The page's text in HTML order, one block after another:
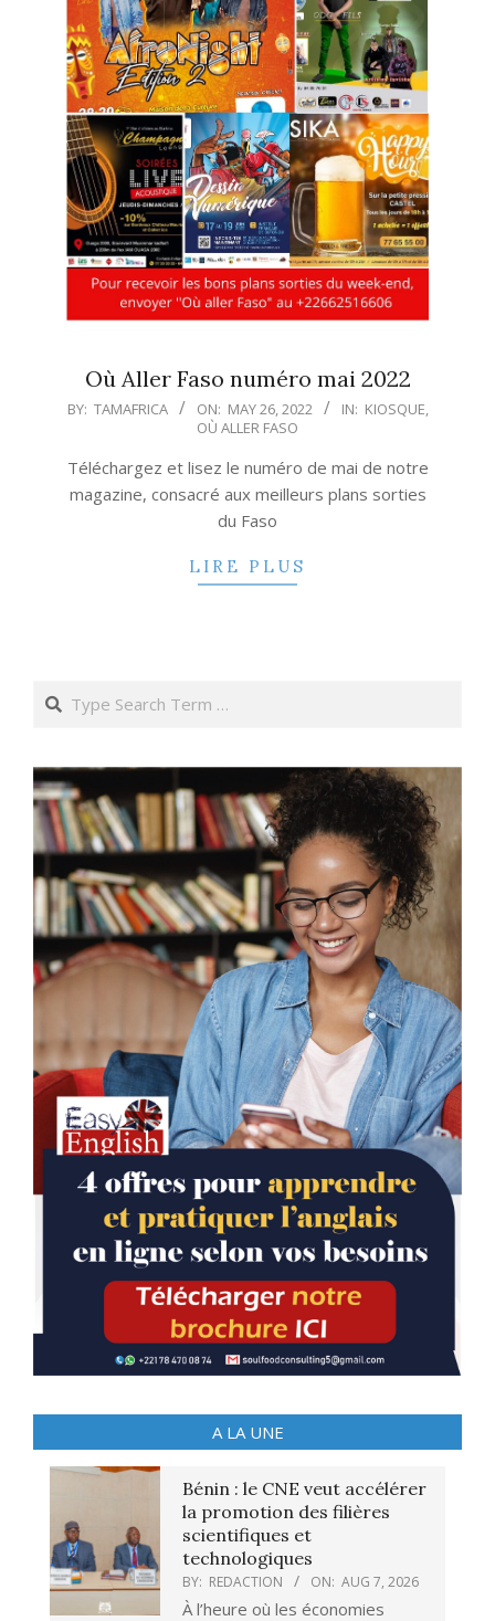
Où Aller Faso numéro mai 2022
2022-
26
BY: TAMAFRICA ON: MAY 26, 2022 IN: KIOSQUE,
OÙ ALLER FASO
Téléchargez et lisez le numéro de mai de notre
magazine, consacré aux meilleurs plans sorties
du Faso
LIRE PLUS
Search
A LA UNE
Bénin : le CNE veut accélérer
la promotion des filières
scientifiques et
technologiques
BY: REDACTION ON: AUG 7, 2026
À l’heure où les économies